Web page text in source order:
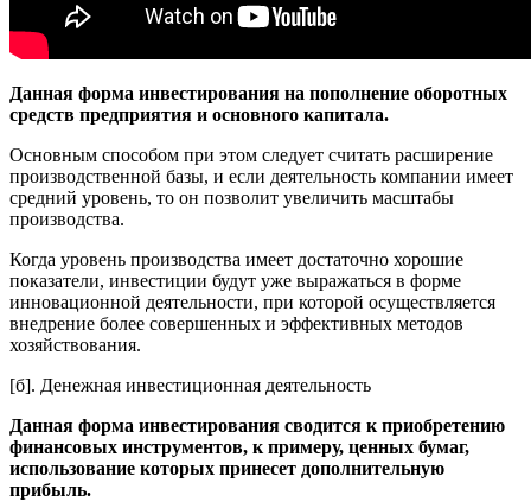
Данная форма инвестирования на пополнение оборотных
средств предприятия и основного капитала.
Основным способом при этом следует считать расширение
производственной базы, и если деятельность компании имеет
средний уровень, то он позволит увеличить масштабы
производства.
Когда уровень производства имеет достаточно хорошие
показатели, инвестиции будут уже выражаться в форме
инновационной деятельности, при которой осуществляется
внедрение более совершенных и эффективных методов
хозяйствования.
[б]. Денежная инвестиционная деятельность
Данная форма инвестирования сводится к приобретению
финансовых инструментов, к примеру, ценных бумаг,
использование которых принесет дополнительную
прибыль.